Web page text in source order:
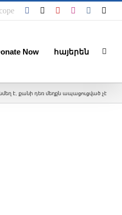
Facebook YouTubeInstagram
Now հայերեն
է, քանի դեռ մեղքն ապացուցված չէ